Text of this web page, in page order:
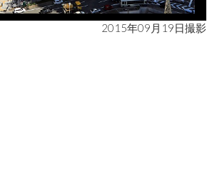
2015年09月19日撮影